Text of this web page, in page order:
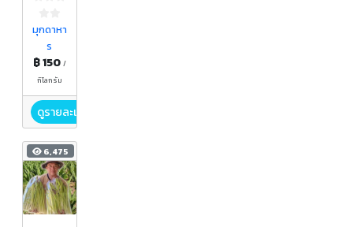
มุกดาหา
ร
฿ 150 /
กิโลกรัม
ดูรายละเอียด
6,475